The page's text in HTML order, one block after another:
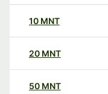
10 MNT
20 MNT
50 MNT